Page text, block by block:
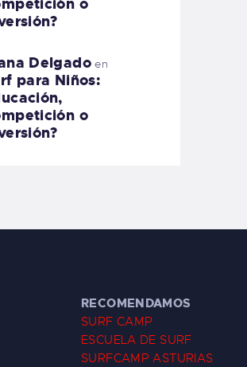
Delgadoen
para Niños:
o
RECOMENDAMOS
SURF CAMP
ESCUELA DE SURF
SURFCAMP ASTURIAS